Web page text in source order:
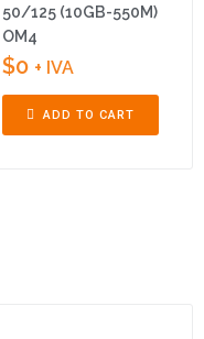
50/125 (10GB-550M)
OM4
$0 + IVA
ADD TO CART